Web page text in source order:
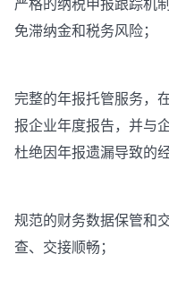
严格的纳税申报跟踪机
免滞纳金和税务风险；
完整的年报托管服务，
报企业年度报告，并与
杜绝因年报遗漏导致的
规范的财务数据保管和
查、交接顺畅；